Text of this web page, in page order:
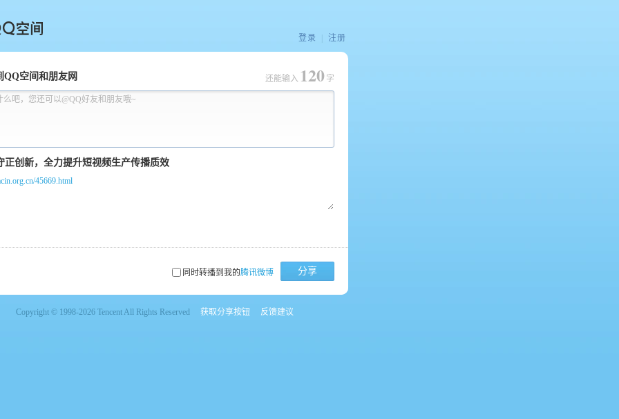
间
登录 注册
QQ空间和朋友网
么吧，您还可以@QQ好友和朋友哦~
还能输入 120 字
45669.html
同时转播到我的腾讯微博 分享
Copyright © 1998-2026 Tencent All Rights Reserved 获取分享按钮 反馈建议